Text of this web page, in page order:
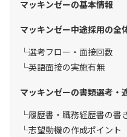
マッキンゼーの基本情報
マッキンゼー中途採用の全
選考フロー・面接回数
英語面接の実施有無
マッキンゼーの書類選考・
履歴書・職務経歴書の書
志望動機の作成ポイント